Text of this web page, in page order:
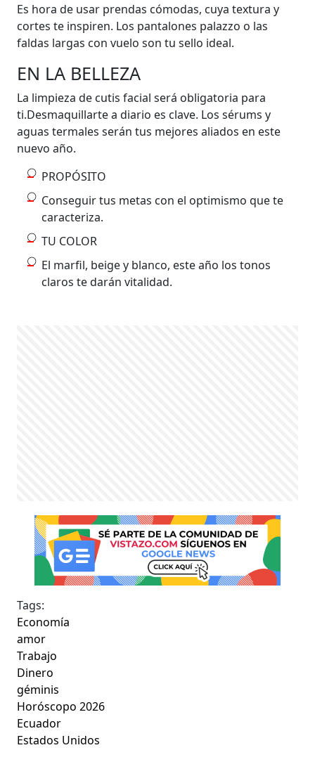
Es hora de usar prendas cómodas, cuya textura y
cortes te inspiren. Los pantalones palazzo o las
faldas largas con vuelo son tu sello ideal.
EN LA BELLEZA
La limpieza de cutis facial será obligatoria para
ti.Desmaquillarte a diario es clave. Los sérums y
aguas termales serán tus mejores aliados en este
nuevo año.
PROPÓSITO
Conseguir tus metas con el optimismo que te
caracteriza.
TU COLOR
El marfil, beige y blanco, este año los tonos
claros te darán vitalidad.
Tags:
Economía
amor
Trabajo
Dinero
géminis
Horóscopo 2026
Ecuador
Estados Unidos